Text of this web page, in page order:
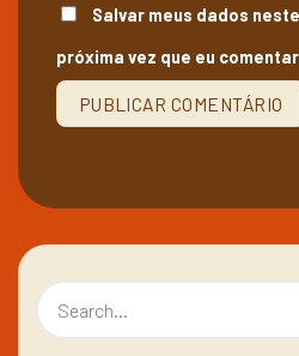
Salvar meus dados
próxima vez que eu